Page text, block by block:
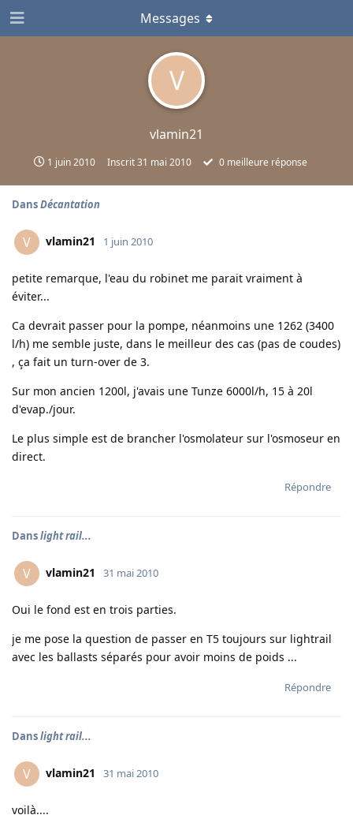
V
vlamin21
1 juin 2010 Inscrit31 mai 2010 0 meilleure réponse
Messages
DansDécantation
V vlamin21 1 juin 2010
petite remarque, l'eau du robinet me parait vraiment à
éviter...
Ca devrait passer pour la pompe, néanmoins une 1262 (3400
l/h) me semble juste, dans le meilleur des cas (pas de coudes)
, ça fait un turn-over de 3.
Sur mon ancien 1200l, j'avais une Tunze 6000l/h, 15 à 20l
d'evap./jour.
Le plus simple est de brancher l'osmolateur sur l'osmoseur en
direct.
Répondre
Danslight rail...
V vlamin21 31 mai 2010
Oui le fond est en trois parties.
je me pose la question de passer en T5 toujours sur lightrail
avec les ballasts séparés pour avoir moins de poids ...
Répondre
Danslight rail...
V vlamin21 31 mai 2010
voilà....